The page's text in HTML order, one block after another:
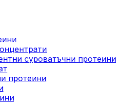
суроватъчни протеини
протеини